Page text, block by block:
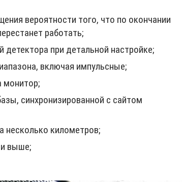
вероятности того, что по окончании
работать;
при детальной настройке;
включая импульсные;
монитор;
синхронизированной с сайтом
несколько километров;
и выше;